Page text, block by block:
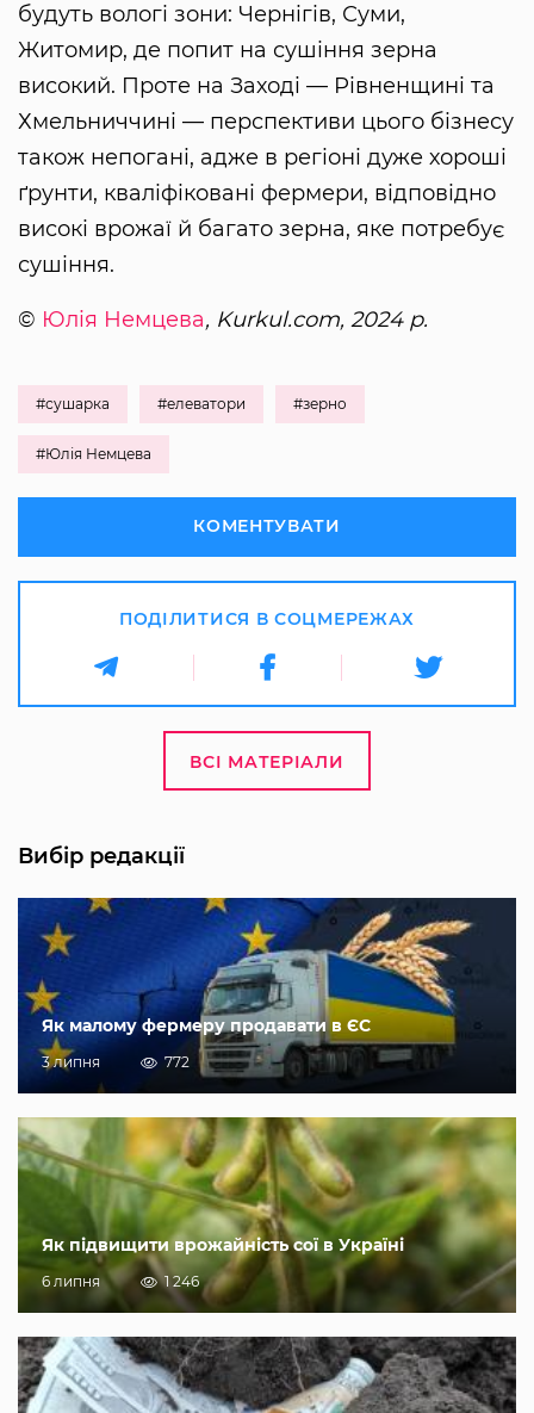
будуть вологі зони: Чернігів, Суми,
Житомир, де попит на сушіння зерна
високий. Проте на Заході — Рівненщині та
Хмельниччині — перспективи цього бізнесу
також непогані, адже в регіоні дуже хороші
ґрунти, кваліфіковані фермери, відповідно
високі врожаї й багато зерна, яке потребує
сушіння.
© Юлія Немцева, Kurkul.com, 2024 р.
#сушарка #елеватори #зерно
#Юлія Немцева
КОМЕНТУВАТИ
ПОДІЛИТИСЯ В СОЦМЕРЕЖАХ
ВСІ МАТЕРІАЛИ
Вибір редакції
Як малому фермеру продавати в ЄС
3 липня 772
Як підвищити врожайність сої в Україні
6 липня 1 246